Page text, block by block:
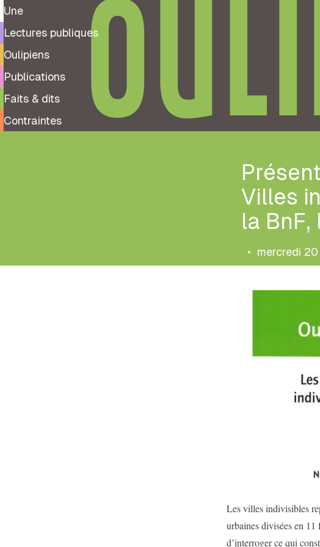
Une
Lectures publiques
Oulipiens
Publications
Faits & dits
Contraintes
Villes
la
• mercredi
Les villes indivisibles
urbaines divisées en
d’interroger ce qui